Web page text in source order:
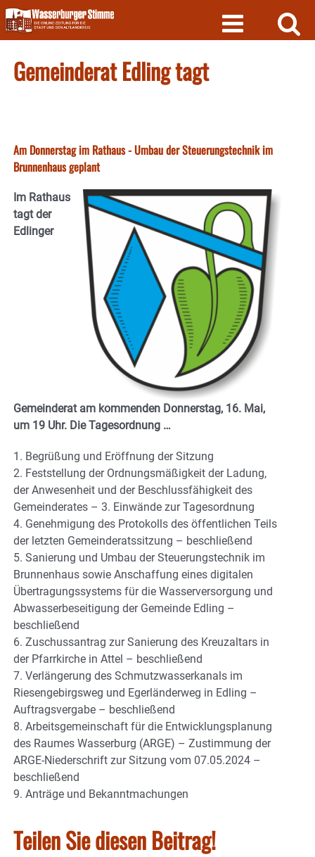
Skip
to
content
Gemeinderat Edling tagt
Am Donnerstag im Rathaus - Umbau der Steuerungstechnik im
Brunnenhaus geplant
Im Rathaus
tagt der
Edlinger
Gemeinderat am kommenden Donnerstag, 16. Mai,
um 19 Uhr. Die Tagesordnung …
1. Begrüßung und Eröffnung der Sitzung
2. Feststellung der Ordnungsmäßigkeit der Ladung,
der Anwesenheit und der Beschlussfähigkeit des
Gemeinderates – 3. Einwände zur Tagesordnung
4. Genehmigung des Protokolls des öffentlichen Teils
der letzten Gemeinderatssitzung – beschließend
5. Sanierung und Umbau der Steuerungstechnik im
Brunnenhaus sowie Anschaffung eines digitalen
Übertragungssystems für die Wasserversorgung und
Abwasserbeseitigung der Gemeinde Edling –
beschließend
6. Zuschussantrag zur Sanierung des Kreuzaltars in
der Pfarrkirche in Attel – beschließend
7. Verlängerung des Schmutzwasserkanals im
Riesengebirgsweg und Egerländerweg in Edling –
Auftragsvergabe – beschließend
8. Arbeitsgemeinschaft für die Entwicklungsplanung
des Raumes Wasserburg (ARGE) – Zustimmung der
ARGE-Niederschrift zur Sitzung vom 07.05.2024 –
beschließend
9. Anträge und Bekanntmachungen
Teilen Sie diesen Beitrag!